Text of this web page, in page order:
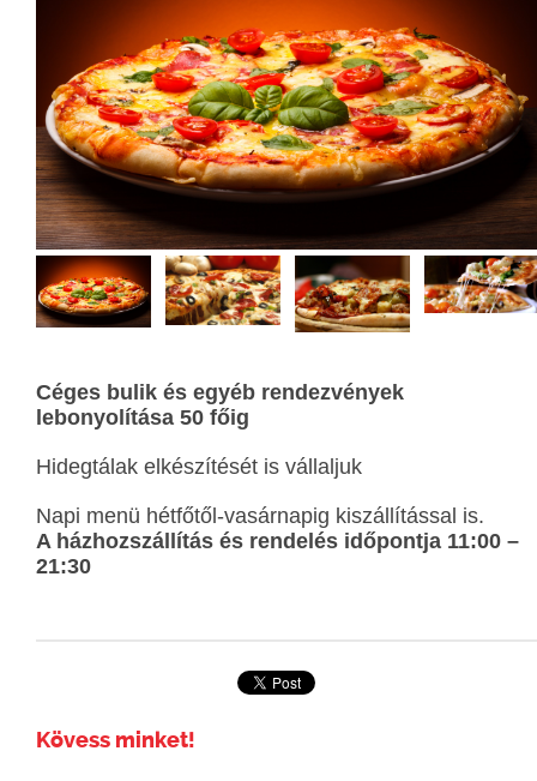
Céges bulik és egyéb rendezvények
lebonyolítása 50 főig
Hidegtálak elkészítését is vállaljuk
Napi menü hétfőtől-vasárnapig kiszállítással is.
A házhozszállítás és rendelés időpontja 11:00 –
21:30
Kövess minket!